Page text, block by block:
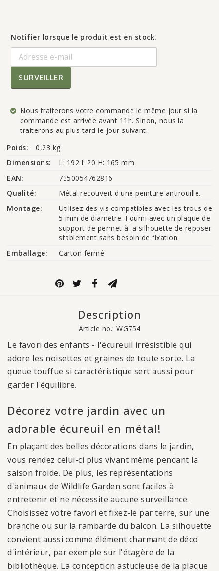
Notifier lorsque le produit est en stock.
SURVEILLER
Nous traiterons votre commande le même jour si la
commande est arrivée avant 11h. Sinon, nous la
traiterons au plus tard le jour suivant.
Poids:
0,23 kg
Dimensions:
L: 192 l: 20 H: 165 mm
EAN:
7350054762816
Qualité:
Métal recouvert d'une peinture antirouille.
Montage:
Utilisez des vis compatibles avec les trous de
5 mm de diamètre. Fourni avec un plaque de
support de permet à la silhouette de reposer
stablement sans besoin de fixation.
Emballage:
Carton fermé
Description
Article no.: WG754
Le favori des enfants - l'écureuil irrésistible qui
adore les noisettes et graines de toute sorte. La
queue touffue si caractéristique sert aussi pour
garder l'équilibre.
Décorez votre jardin avec un
adorable écureuil en métal!
En plaçant des belles décorations dans le jardin,
vous rendez celui-ci plus vivant même pendant la
saison froide. De plus, les représentations
d'animaux de Wildlife Garden sont faciles à
entretenir et ne nécessite aucune surveillance.
Choisissez votre favori et fixez-le par terre, sur une
branche ou sur la rambarde du balcon. La silhouette
convient aussi comme élément charmant de déco
d'intérieur, par exemple sur l'étagère de la
bibliothèque. La conception astucieuse de la plaque